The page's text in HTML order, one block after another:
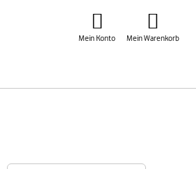
Mein Konto Mein Warenkorb